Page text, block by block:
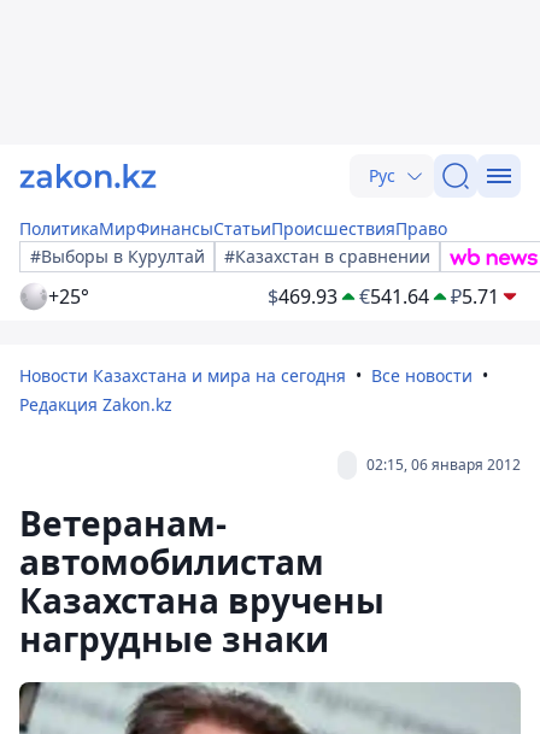
Рус
ПолитикаМирФинансыСтатьиПроисшествияПраво
#Выборы в Курултай
#Казахстан в сравнении
+25° $469.93 €541.64 ₽5.71
Новости Казахстана и мира на сегодня
Все новости
Редакция Zakon.kz
02:15, 06 января 2012
Ветеранам-
автомобилистам
Казахстана вручены
нагрудные знаки